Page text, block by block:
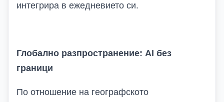
интегрира в ежедневието си.
Глобално разпространение: AI без
граници
По отношение на географското